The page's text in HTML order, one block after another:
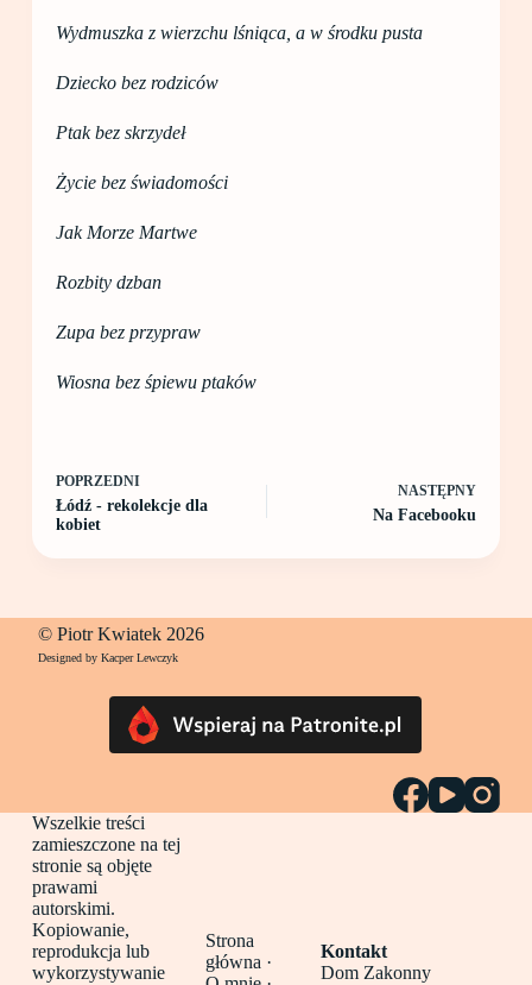
Wydmuszka z wierzchu lśniąca, a w środku pusta
Dziecko bez rodziców
Ptak bez skrzydeł
Życie bez świadomości
Jak Morze Martwe
Rozbity dzban
Zupa bez przypraw
Wiosna bez śpiewu ptaków
POPRZEDNI
Łódź - rekolekcje dla
kobiet
NASTĘPNY
Na Facebooku
© Piotr Kwiatek 2026
Designed by Kacper Lewczyk
Wszelkie treści
zamieszczone na tej
stronie są objęte
prawami
autorskimi.
Kopiowanie,
reprodukcja lub
wykorzystywanie
Strona
główna ·
Kontakt
Dom Zakonny